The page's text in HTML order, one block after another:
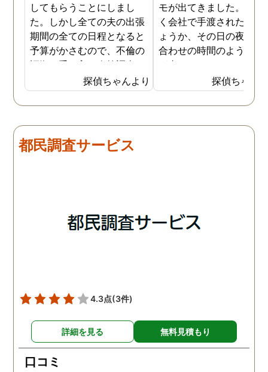
してもらうことにしまし
た。しかし全ての夫の出張
期間の全ての日程となると
予算がかさむので、不倫の
証拠が手に入り次第調査を
打ち切ってもらう契約にし
ました。調査初日、その日
は夫は本当に仕事をしてい
目、夫は仕事を休みにして
おり、出張先で女性と1日
拠を手に入れることができ
探偵ちゃんより
モが出てきました。おそ
く会社で手渡されたので
ょうか、その日の夜の待
合わせの時間のようなも
が書かれていました。こ
時になんとなく嫌な予感
したので、夫の身辺調査
会社での過ごし方を探偵
探偵に夫の会社の場所を
れました。調査の結果、
す。探偵の説明は全て調
報告書にも書かれており
写真を確認することもで
探偵ちゃん
都民調査サービス
4.3点(3件)
詳細を見る 無料見積もり
口コミ